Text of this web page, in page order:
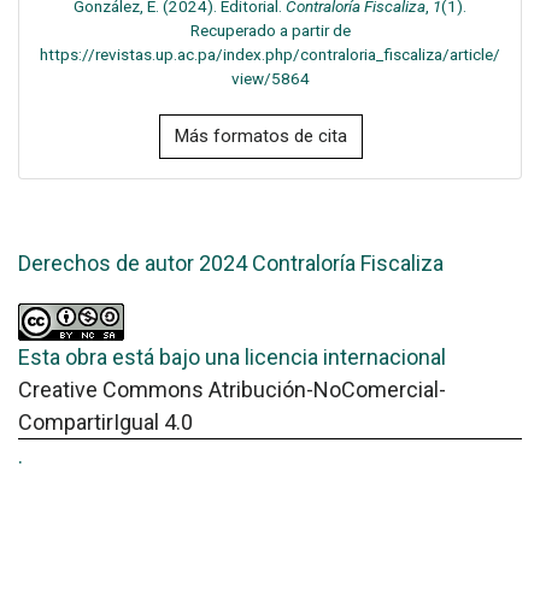
González, E. (2024). Editorial. Contraloría Fiscaliza 1(1).
Recuperado a partir de
https://revistas.up.ac.pa/index.php/contraloria_fiscaliza/article/
view/5864
Más formatos de cita
Derechos de autor 2024 Contraloría Fiscaliza
Esta obra está bajo una licencia internacional
Creative Commons Atribución-NoComercial-
CompartirIgual 4.0
.